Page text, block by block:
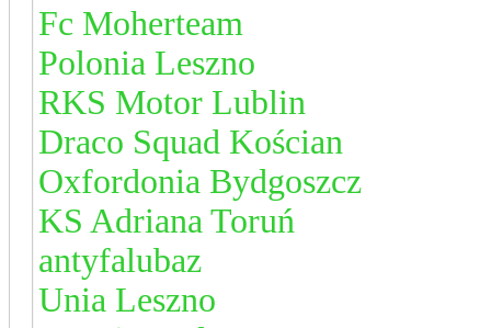
Fc Moherteam
Polonia Leszno
RKS Motor Lublin
Draco Squad Kościan
Oxfordonia Bydgoszcz
KS Adriana Toruń
antyfalubaz
Unia Leszno